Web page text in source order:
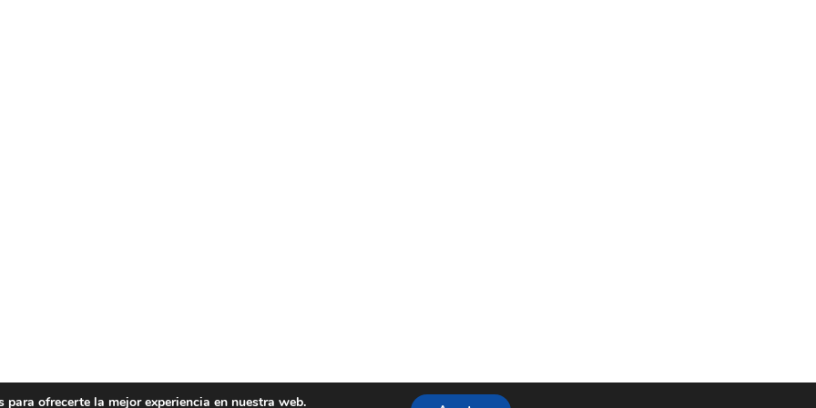
para ofrecerte la mejor experiencia en nuestra web.